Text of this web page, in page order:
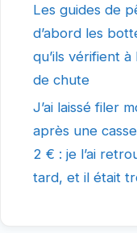
Les guides de
d’abord les
qu’ils vérifient
de chute
J’ai laissé filer
après une
2 € : je l’ai
tard, et il était